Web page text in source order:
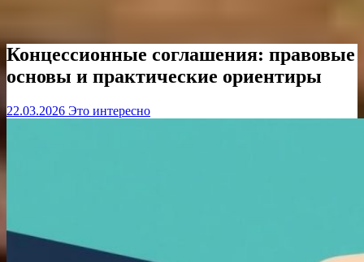
Концессионные соглашения: правовые
основы и практические ориентиры
22.03.2026 Это интересно